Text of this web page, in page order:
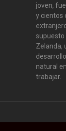
joven,
y cientos
supuesto
Zelanda,
natural
trabajar.